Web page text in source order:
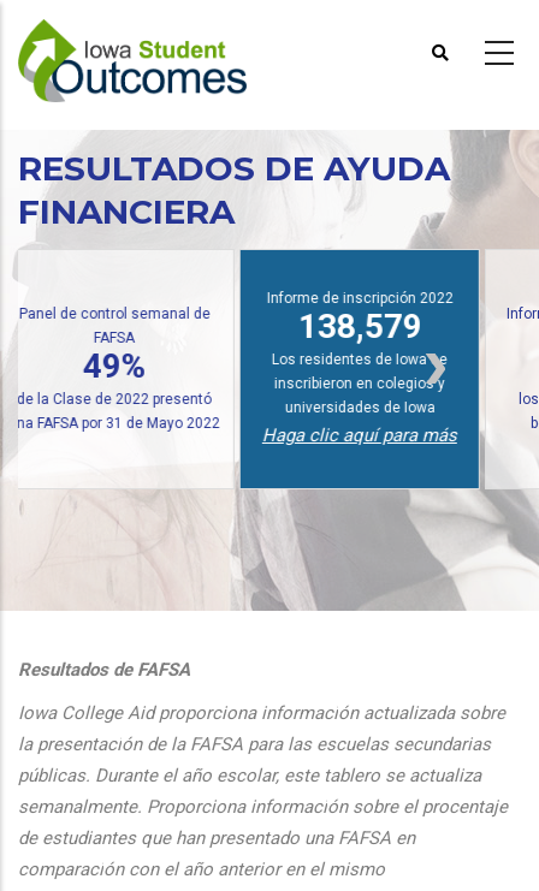
Pasar
contenido
principal
RESULTADOS DE AYUDA
FINANCIERA
semanal de
presentó
de Mayo 2022
Informe de inscripción 2022
138,579
Los residentes de Iowa se
inscribieron en colegios y
universidades de Iowa
Haga clic aquí para más
Informe de premios
múltiples
21,977
los estudiantes
becas y
Resultados de FAFSA
Iowa College Aid proporciona información actualizada sobre
la presentación de la FAFSA para las escuelas secundarias
públicas. Durante el año escolar, este tablero se actualiza
semanalmente. Proporciona información sobre el procentaje
de estudiantes que han presentado una FAFSA en
comparación con el año anterior en el mismo